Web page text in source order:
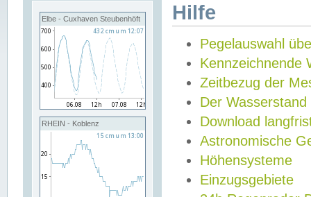
Elbe - Cuxhaven Steubenhöft
RHEIN - Koblenz
Hilfe
Pegelauswahl
Kennzeichnende
Zeitbezug der
Der Wasserstand
Download
Astronomische
Höhensysteme
Einzugsgebiete